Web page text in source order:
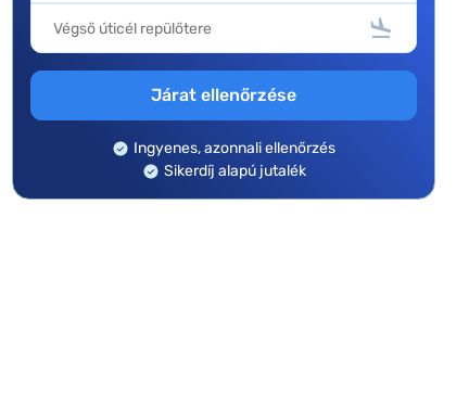
Járat ellenőrzése
Ingyenes, azonnali ellenőrzés
Sikerdíj alapú jutalék